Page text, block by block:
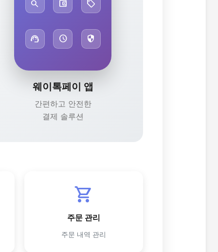
search account_balance_wallet local_offer
support_agent schedule security
웨이톡페이 앱
간편하고 안전한
결제 솔루션
shopping_cart
주문 관리
주문 내역 관리